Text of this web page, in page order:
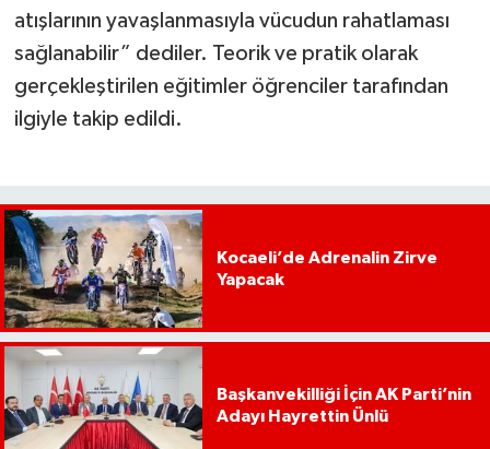
atışlarının yavaşlanmasıyla vücudun rahatlaması
sağlanabilir” dediler. Teorik ve pratik olarak
gerçekleştirilen eğitimler öğrenciler tarafından
ilgiyle takip edildi.
Kocaeli’de Adrenalin Zirve
Yapacak
Başkanvekilliği İçin AK Parti’nin
Adayı Hayrettin Ünlü